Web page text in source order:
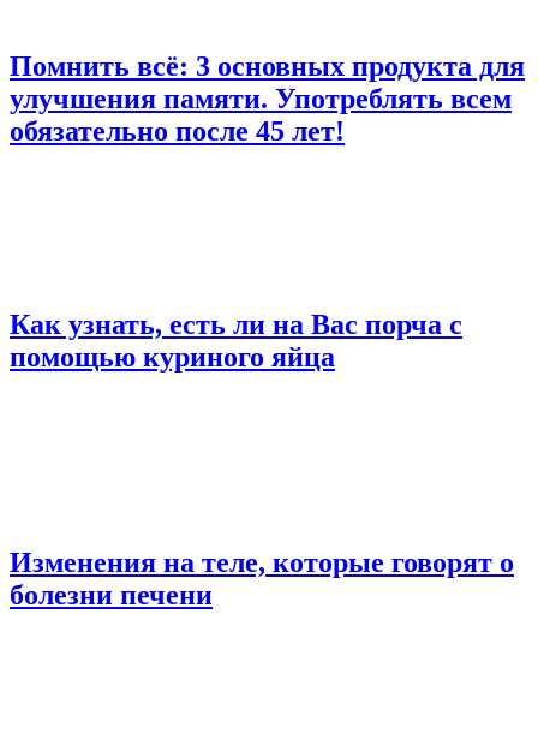
Помнить всё: 3 основных продукта для
улучшения памяти. Употреблять всем
обязательно после 45 лет!
Как узнать, есть ли на Вас порча с
помощью куриного яйца
Изменения на теле, которые говорят о
болезни печени